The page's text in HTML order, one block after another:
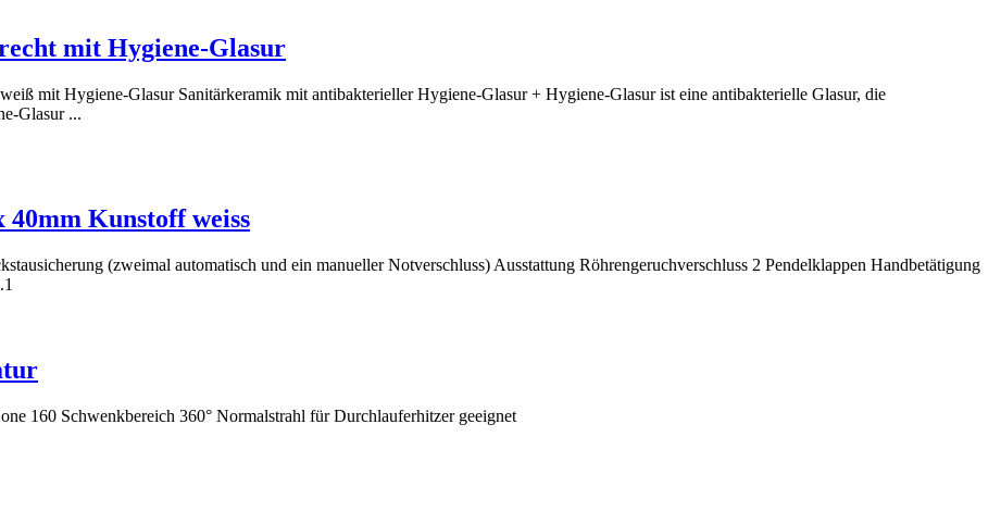
mit Hygiene-Glasur
mit Hygiene-Glasur Sanitärkeramik mit antibakterieller Hygiene-Glasur + Hygiene-Glasur ist eine antibakterielle Glasur, die
Glasur ...
40mm Kunstoff weiss
(zweimal automatisch und ein manueller Notverschluss) Ausstattung Röhrengeruchverschluss 2 Pendelklappen Handbetätigung
160 Schwenkbereich 360° Normalstrahl für Durchlauferhitzer geeignet